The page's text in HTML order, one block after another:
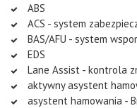
ABS
ACS - system
BAS/AFU - system
EDS
Lane Assist - kontrola
aktywny asystent
asystent hamowania -